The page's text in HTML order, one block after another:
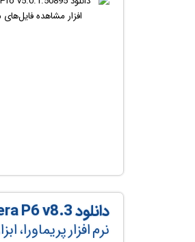
دانلود Primavera P6 v8.3
نرم افزار پریماورا،